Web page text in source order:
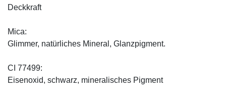
Deckkraft
Mica:
Glimmer, natürliches Mineral, Glanzpigment.
CI 77499:
Eisenoxid, schwarz, mineralisches Pigment